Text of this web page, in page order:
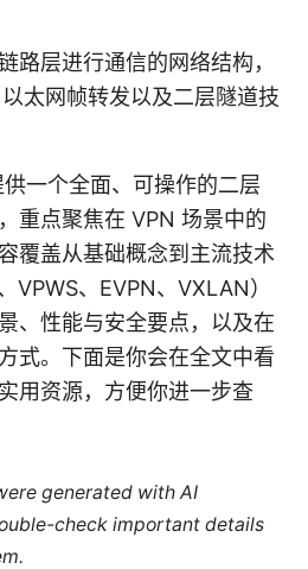
路层进行通信的网络结构，
太网帧转发以及二层隧道技
一个全面、可操作的二层
重点聚焦在 VPN 场景中的
覆盖从基础概念到主流技术
VPWS、EVPN、VXLAN）
、性能与安全要点，以及在
式。下面是你会在全文中看
用资源，方便你进一步查
generated with AI
check important details